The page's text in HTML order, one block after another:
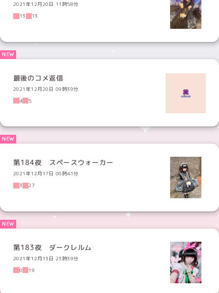
2021年12月20日 11時58分
13
13
最後のコメ返信
2021年12月20日 09時39分
4
5
第184夜 スペースウォーカー
2021年12月17日 00時41分
3
27
第183夜 ダークレルム
2021年12月13日 23時39分
0
19